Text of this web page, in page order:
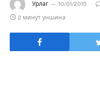
Урлаг 10/01/2015
2 минут уншина